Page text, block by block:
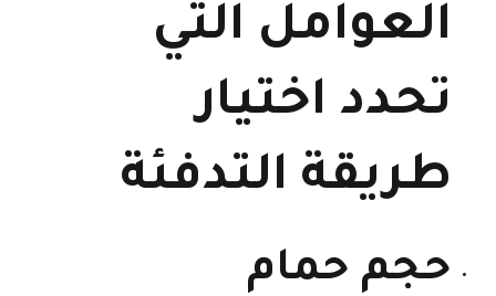
العوامل التي
تحدد اختيار
طريقة التدفئة
حجم حمام